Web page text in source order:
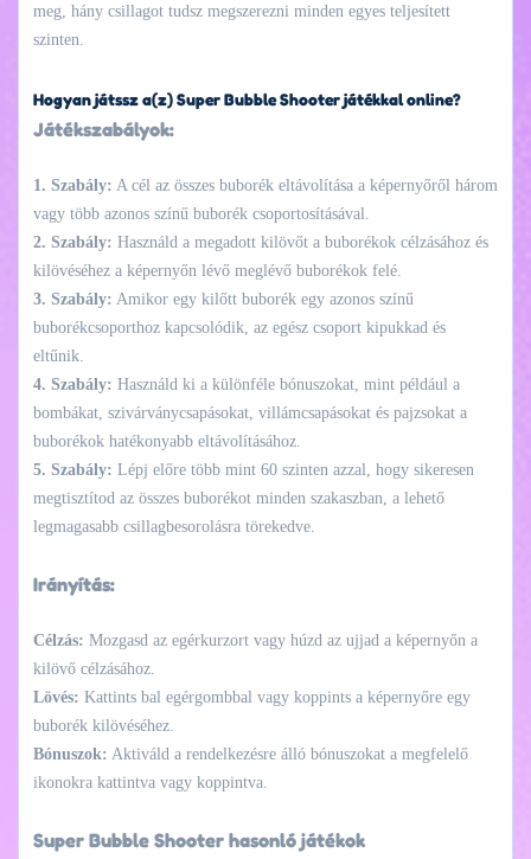
meg, hány csillagot tudsz megszerezni minden egyes teljesített
szinten.
Hogyan játssz a(z) Super Bubble Shooter játékkal online?
Játékszabályok:
1. Szabály: A cél az összes buborék eltávolítása a képernyőről három
vagy több azonos színű buborék csoportosításával.
2. Szabály: Használd a megadott kilövőt a buborékok célzásához és
kilövéséhez a képernyőn lévő meglévő buborékok felé.
3. Szabály: Amikor egy kilőtt buborék egy azonos színű
buborékcsoporthoz kapcsolódik, az egész csoport kipukkad és
eltűnik.
4. Szabály: Használd ki a különféle bónuszokat, mint például a
bombákat, szivárványcsapásokat, villámcsapásokat és pajzsokat a
buborékok hatékonyabb eltávolításához.
5. Szabály: Lépj előre több mint 60 szinten azzal, hogy sikeresen
megtisztítod az összes buborékot minden szakaszban, a lehető
legmagasabb csillagbesorolásra törekedve.
Irányítás:
Célzás: Mozgasd az egérkurzort vagy húzd az ujjad a képernyőn a
kilövő célzásához.
Lövés: Kattints bal egérgombbal vagy koppints a képernyőre egy
buborék kilövéséhez.
Bónuszok: Aktiváld a rendelkezésre álló bónuszokat a megfelelő
ikonokra kattintva vagy koppintva.
Super Bubble Shooter hasonló játékok